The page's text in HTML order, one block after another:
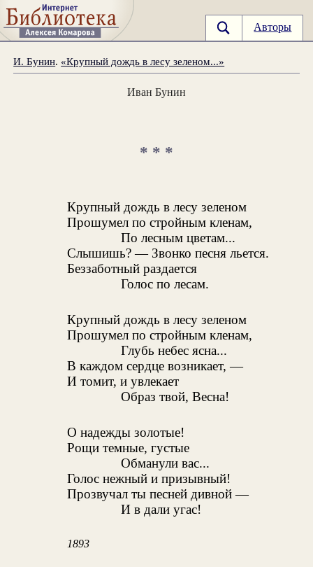
Авторы
И. Бунин. «Крупный дождь в лесу зеленом...»
Иван Бунин
* * *
Крупный дождь в лесу зеленом
Прошумел по стройным кленам,
По лесным цветам...
Слышишь? — Звонко песня льется.
Беззаботный раздается
Голос по лесам.
Крупный дождь в лесу зеленом
Прошумел по стройным кленам,
Глубь небес ясна...
В каждом сердце возникает, —
И томит, и увлекает
Образ твой, Весна!
О надежды золотые!
Рощи темные, густые
Обманули вас...
Голос нежный и призывный!
Прозвучал ты песней дивной —
И в дали угас!
1893